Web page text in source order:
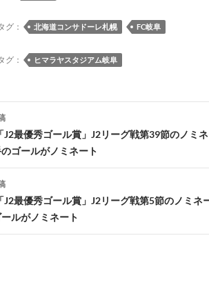
グ： 北海道コンサドーレ札幌 FC岐阜
グ： ヒマラヤスタジアム岐阜
J2最優秀ゴール賞」J2リーグ戦第39節のノミ
ゴールがノミネート
J2最優秀ゴール賞」J2リーグ戦第5節のノミネ
ルがノミネート